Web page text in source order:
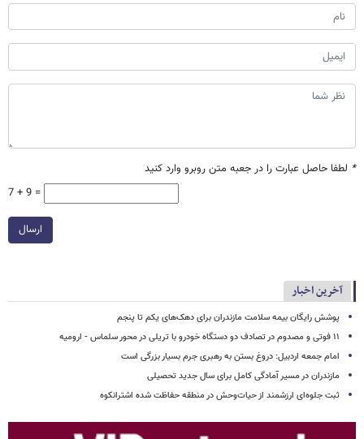
* لطفا حاصل عبارت را در جعبه متن روبرو وارد کنید
7 + 9 =
ارسال
آخرین اخبار
پوشش رایگان بیمه سلامت مازندران برای دهک‌های یکم تا پنجم
۱۱ فوتی و مصدوم در تصادف دو دستگاه خودرو با تریلی در محور سلماس - ارومیه
امام جمعه اردبیل: دروغ بستن به رهبری جرم بسیار بزرگی است
مازندران در مسیر آمادگی کامل برای سال جدید تحصیلی
ثبت جلوه‌ای ارزشمند از حیات‌وحش در منطقه حفاظت شده اشترانکوه